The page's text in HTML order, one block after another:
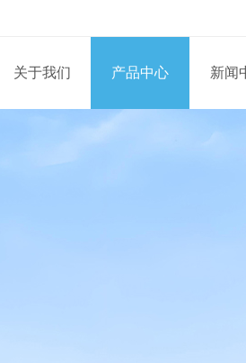
关于我们 产品中心 新闻